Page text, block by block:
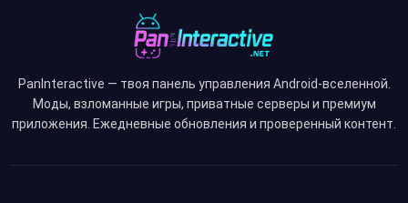
PanInteractive — твоя панель управления Android-вселенной.
Моды, взломанные игры, приватные серверы и премиум
приложения. Ежедневные обновления и проверенный контент.